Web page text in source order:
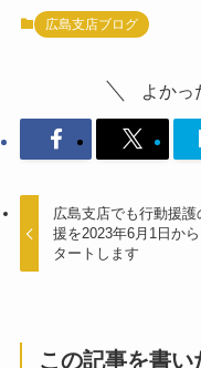
広島支店ブログ
よかっ
広島支店でも行動援護
援を2023年6月1日から
タートします
この記事を書い